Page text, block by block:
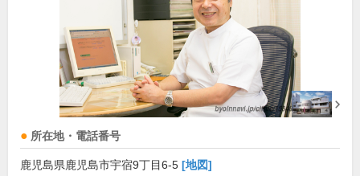
所在地・電話番号
鹿児島県鹿児島市宇宿9丁目6-5 [地図]